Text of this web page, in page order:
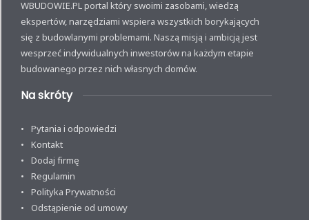
WBUDOWIE.PL portal który swoimi zasobami, wiedzą
ekspertów, narzędziami wspiera wszystkich borykających
się z budowlanymi problemami. Naszą misją i ambicją jest
wesprzeć indywidualnych inwestorów na każdym etapie
budowanego przez nich własnych domów.
Na skróty
Pytania i odpowiedzi
Kontakt
Dodaj firmę
Regulamin
Polityka Prywatności
Odstąpienie od umowy